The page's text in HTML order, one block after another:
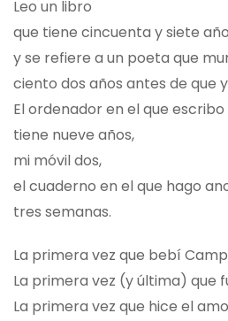
Leo un libro
que tiene cincuenta y siete
y se refiere a un poeta que
ciento dos años antes de que
El ordenador en el que escribo
tiene nueve años,
mi móvil dos,
el cuaderno en el que hago
tres semanas.
La primera vez que bebí
La primera vez (y última) que
La primera vez que hice el